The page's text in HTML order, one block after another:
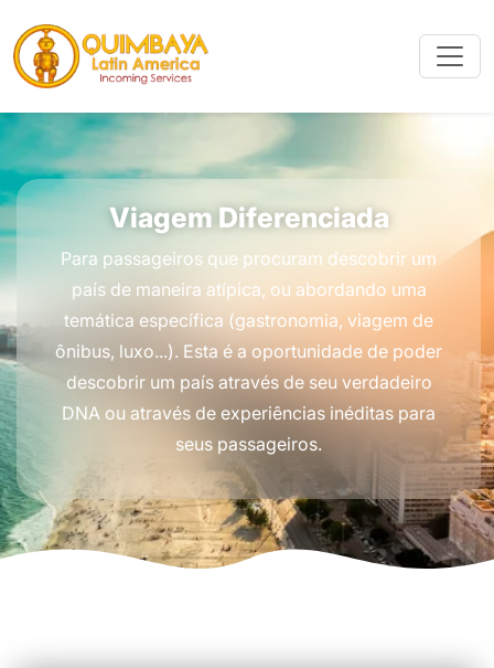
Viagem Diferenciada
Para passageiros que procuram descobrir um
país de maneira atípica, ou abordando uma
temática específica (gastronomia, viagem de
ônibus, luxo...). Esta é a oportunidade de poder
descobrir um país através de seu verdadeiro
DNA ou através de experiências inéditas para
seus passageiros.